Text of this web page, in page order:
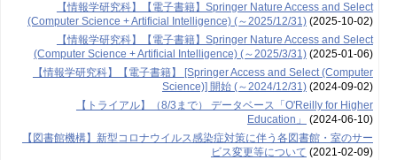
【情報学研究科】【電子書籍】Springer Nature Access and Select
(Computer Science + Artificial Intelligence) (～2025/12/31)(2025-10-02)
【情報学研究科】【電子書籍】Springer Nature Access and Select
(Computer Science + Artificial Intelligence) (～2025/3/31)(2025-01-06)
【情報学研究科】【電子書籍】 [Springer Access and Select (Computer
Science)] 開始 (～2024/12/31)(2024-09-02)
【トライアル】（8/3まで） データベース「O'Reilly for Higher
Education」
(2024-06-10)
【図書館機構】新型コロナウイルス感染症対策に伴う各図書館・室のサー
ビス変更等について (2021-02-09)